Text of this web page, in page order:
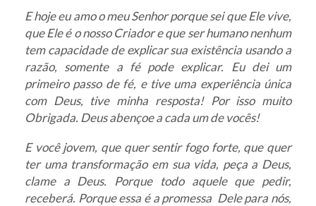
E hoje eu amo o meu Senhor porque sei que Ele vive,
que Ele é o nosso Criador e que ser humano nenhum
tem capacidade de explicar sua existência usando a
razão, somente a fé pode explicar. Eu dei um
primeiro passo de fé, e tive uma experiência única
com Deus, tive minha resposta! Por isso muito
Obrigada. Deus abençoe a cada um de vocês!
E você jovem, que quer sentir fogo forte, que quer
ter uma transformação em sua vida, peça a Deus,
clame a Deus. Porque todo aquele que pedir,
receberá. Porque essa é a promessa Dele para nós,